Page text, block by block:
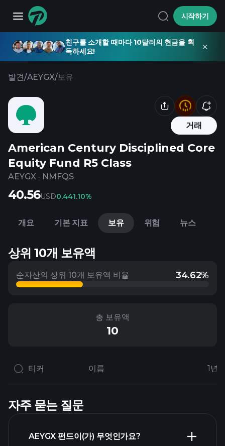
시작하기
친구를 소개할 때마다 10달러의 현금을 획
득하세요!
발견/AEYGX/보유
거래
American Century Disciplined Core
Equity Fund R5 Class
AEYGX · NMFQS
40.56USD0.441.10%
개요 기본 지표 보유 위험 뉴스
상위 10개 보유액
순자산의 상위 10개 보유액 비율 34.62%
총 보유액
10
티커 이름 1년
자주 묻는 질문
AEYGX 펀드이(가) 무엇인가요?